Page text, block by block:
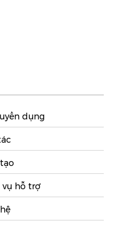
dụng
vụ hỗ trợ